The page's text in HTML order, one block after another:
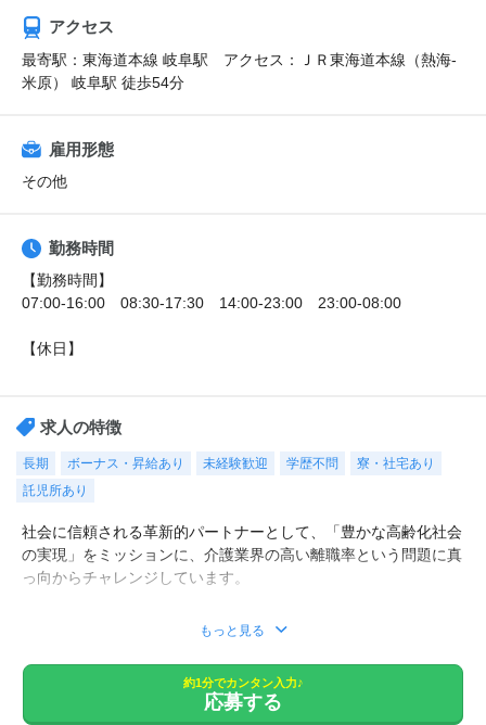
アクセス
最寄駅：東海道本線 岐阜駅 アクセス：ＪＲ東海道本線（熱海-
米原） 岐阜駅 徒歩54分
雇用形態
その他
勤務時間
【勤務時間】
07:00-16:00 08:30-17:30 14:00-23:00 23:00-08:00
【休日】
求人の特徴
長期 ボーナス・昇給あり 未経験歓迎 学歴不問
寮・社宅あり
託児所あり
社会に信頼される革新的パートナーとして、「豊かな高齢化社会
の実現」をミッションに、介護業界の高い離職率という問題に真
っ向からチャレンジしています。
■お一人お一人のご希望の条件を、専任の担当がじっくり伺っ
■職場の雰囲気など、詳細な情報もご紹介。
■面接対策や、履歴の添削など、転職活動を全面的にサポート！
■非公開の特別求人もございます。
もっと見る
約1分でカンタン入力♪
応募する